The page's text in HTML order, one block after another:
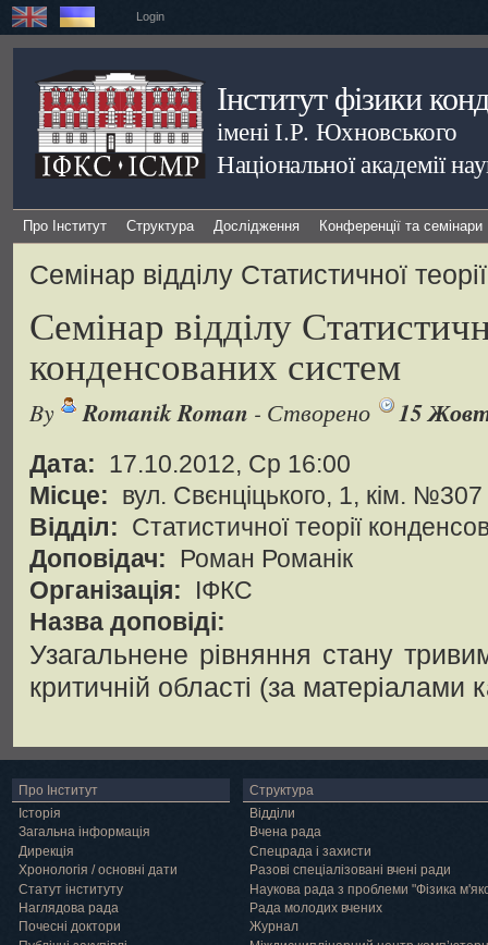
Login
Інститут фізики
імені І.Р. Юхновського
Національної академії
Про Інститут Структура Дослідження Конференції та семінари
Семінар відділу Статистичної
Семінар відділу
конденсованих систем
By Romanik Roman - Створено 15
Дата: 17.10.2012, Ср 16:00
Місце: вул. Свєнціцького, 1, кім. №307
Відділ: Статистичної теорії
Доповідач:
Роман Романік
Організація:
ІФКС
Назва доповіді:
Узагальнене рівняння стану
критичній області (за матеріалами
Про Інститут
Історія
Загальна інформація
Дирекція
Хронологія / основні дати
Статут інституту
Наглядова рада
Почесні доктори
Структура
Відділи
Вчена рада
Спецрада і захисти
Разові спеціалізовані вчені ради
Наукова рада з проблеми "Фізика
Рада молодих вчених
Журнал